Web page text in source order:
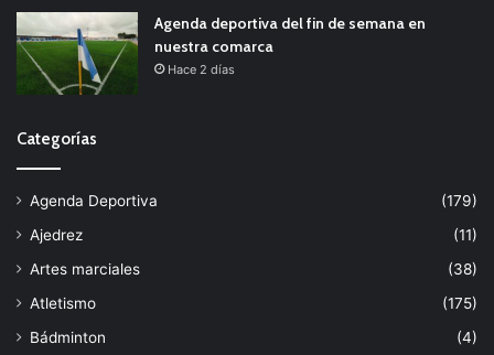
Agenda deportiva del fin de semana en
nuestra comarca
Hace 2 días
Categorías
Agenda Deportiva
(179)
Ajedrez
(11)
Artes marciales
(38)
Atletismo
(175)
Bádminton
(4)